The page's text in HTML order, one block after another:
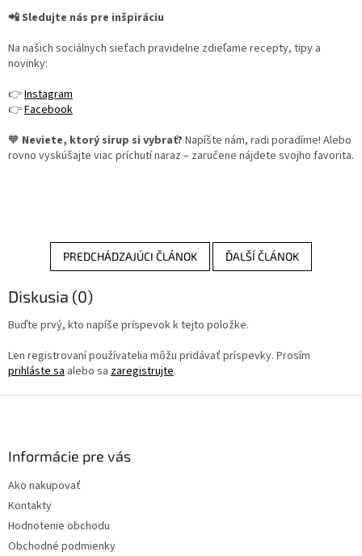
📲 Sledujte nás pre inšpiráciu
Na našich sociálnych sieťach pravidelne zdieľame recepty, tipy a
novinky:
👉Instagram
👉Facebook
🧡 Neviete, ktorý sirup si vybrať? Napíšte nám, radi poradíme! Alebo
rovno vyskúšajte viac príchutí naraz – zaručene nájdete svojho favorita.
PREDCHÁDZAJÚCI ČLÁNOK ĎALŠÍ ČLÁNOK
Diskusia (0)
Buďte prvý, kto napíše príspevok k tejto položke.
Len registrovaní používatelia môžu pridávať príspevky. Prosím
prihláste sa alebo sa zaregistrujte.
Informácie pre vás
Ako nakupovať
Kontakty
Hodnotenie obchodu
Obchodné podmienky